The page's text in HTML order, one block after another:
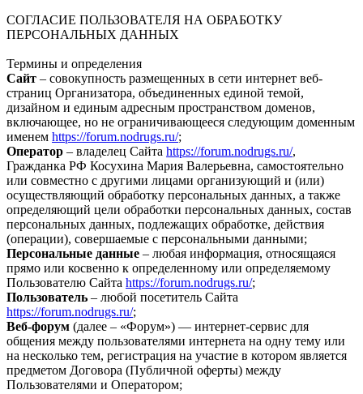
СОГЛАСИЕ ПОЛЬЗОВАТЕЛЯ НА ОБРАБОТКУ
ПЕРСОНАЛЬНЫХ ДАННЫХ
Термины и определения
Сайт – совокупность размещенных в сети интернет веб-
страниц Организатора, объединенных единой темой,
дизайном и единым адресным пространством доменов,
включающее, но не ограничивающееся следующим доменным
именем https://forum.nodrugs.ru/;
Оператор – владелец Сайта https://forum.nodrugs.ru/,
Гражданка РФ Косухина Мария Валерьевна, самостоятельно
или совместно с другими лицами организующий и (или)
осуществляющий обработку персональных данных, а также
определяющий цели обработки персональных данных, состав
персональных данных, подлежащих обработке, действия
(операции), совершаемые с персональными данными;
Персональные данные – любая информация, относящаяся
прямо или косвенно к определенному или определяемому
Пользователю Сайта https://forum.nodrugs.ru/;
Пользователь – любой посетитель Сайта
https://forum.nodrugs.ru/;
Веб-форум (далее – «Форум») — интернет-сервис для
общения между пользователями интернета на одну тему или
на несколько тем, регистрация на участие в котором является
предметом Договора (Публичной оферты) между
Пользователями и Оператором;